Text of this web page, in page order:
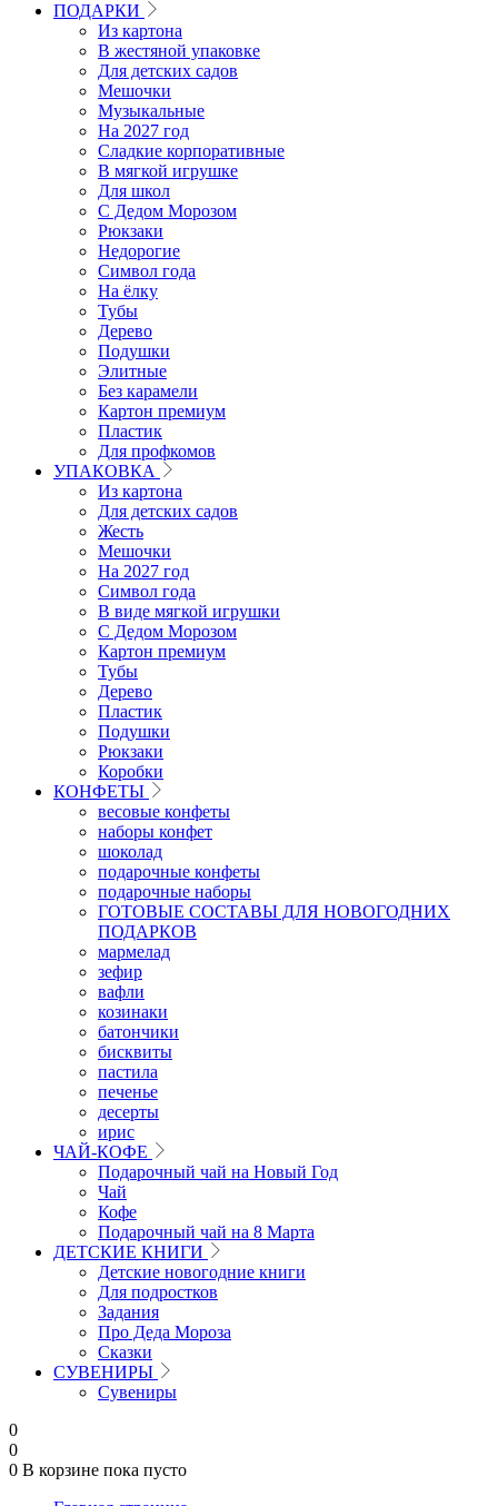
ПОДАРКИ
Из картона
В жестяной упаковке
Для детских садов
Мешочки
Музыкальные
На 2027 год
Сладкие корпоративные
В мягкой игрушке
Для школ
С Дедом Морозом
Рюкзаки
Недорогие
Символ года
На ёлку
Тубы
Дерево
Подушки
Элитные
Без карамели
Картон премиум
Пластик
Для профкомов
УПАКОВКА
Из картона
Для детских садов
Жесть
Мешочки
На 2027 год
Символ года
В виде мягкой игрушки
С Дедом Морозом
Картон премиум
Тубы
Дерево
Пластик
Подушки
Рюкзаки
Коробки
КОНФЕТЫ
весовые конфеты
наборы конфет
шоколад
подарочные конфеты
подарочные наборы
ГОТОВЫЕ СОСТАВЫ ДЛЯ НОВОГОДНИХ
ПОДАРКОВ
мармелад
зефир
вафли
козинаки
батончики
бисквиты
пастила
печенье
десерты
ирис
ЧАЙ-КОФЕ
Подарочный чай на Новый Год
Чай
Кофе
Подарочный чай на 8 Марта
ДЕТСКИЕ КНИГИ
Детские новогодние книги
Для подростков
Задания
Про Деда Мороза
Сказки
СУВЕНИРЫ
Сувениры
0
0
0 В корзине пока пусто